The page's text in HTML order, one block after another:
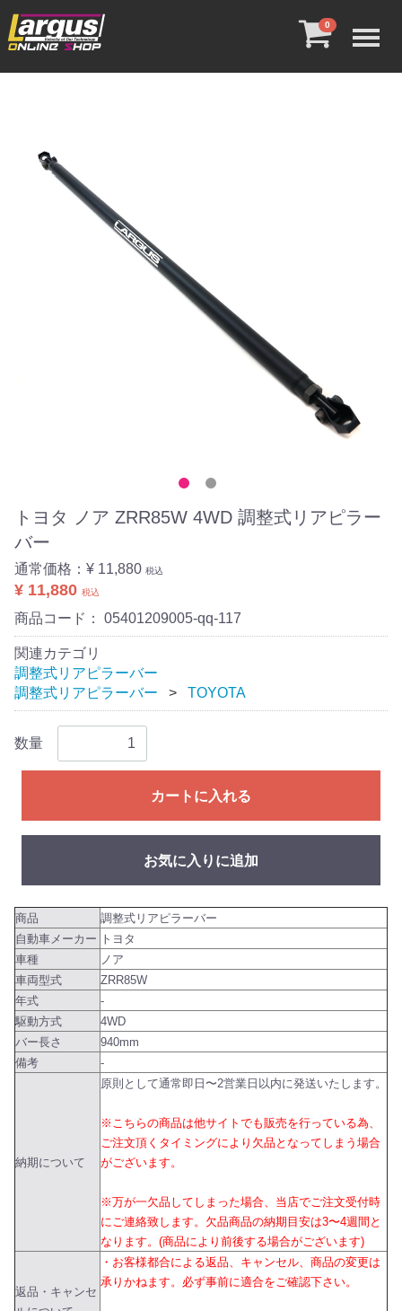
0
トヨタ ノア ZRR85W 4WD 調整式リアピラー
バー
通常価格： ¥ 11,880 税込
¥ 11,880 税込
商品コード： 05401209005-qq-117
関連カテゴリ
調整式リアピラーバー
調整式リアピラーバー
TOYOTA
数量
カートに入れる
お気に入りに追加
商品
調整式リアピラーバー
自動車メーカー トヨタ
車種
ノア
車両型式
ZRR85W
年式
-
駆動方式
4WD
バー長さ
940mm
備考
-
納期について
原則として通常即日〜2営業日以内に発送いたします。
※こちらの商品は他サイトでも販売を行っている為、
ご注文頂くタイミングにより欠品となってしまう場合
がございます。
※万が一欠品してしまった場合、当店でご注文受付時
にご連絡致します。欠品商品の納期目安は3〜4週間と
なります。(商品により前後する場合がございます)
返品・キャンセ
・お客様都合による返品、キャンセル、商品の変更は
承りかねます。必ず事前に適合をご確認下さい。